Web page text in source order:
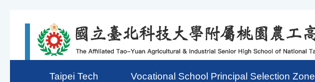
Taipei Tech Vocational School Principal Selection Zone